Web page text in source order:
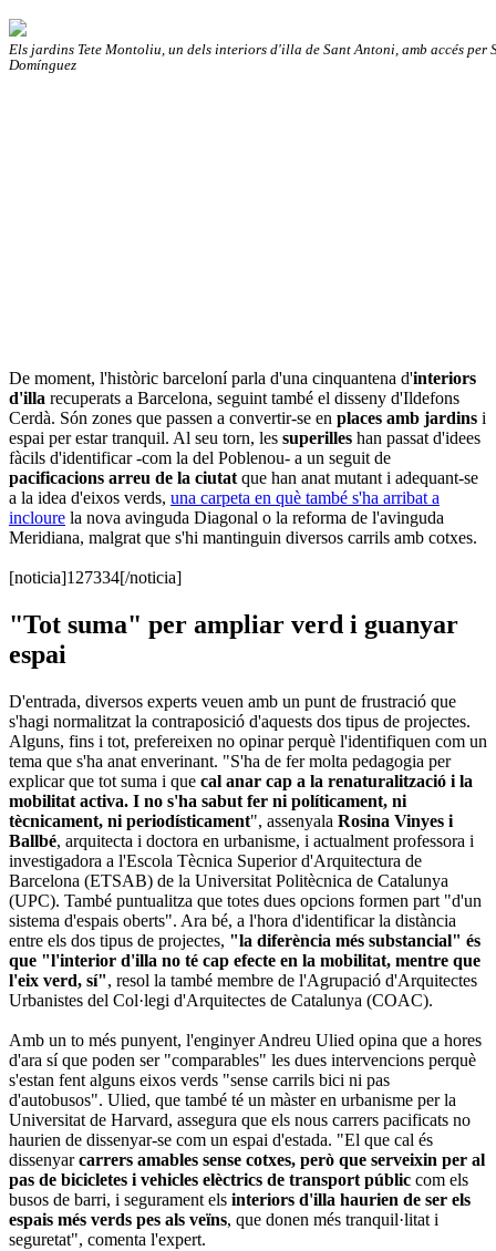
Els jardins Tete Montoliu, un dels interiors d'illa de Sant Antoni, amb accés per
Domínguez
De moment, l'històric barceloní parla d'una cinquantena d'interiors
d'illa recuperats a Barcelona, seguint també el disseny d'Ildefons
Cerdà. Són zones que passen a convertir-se en places amb jardins i
espai per estar tranquil. Al seu torn, les superilles han passat d'idees
fàcils d'identificar -com la del Poblenou- a un seguit de
pacificacions arreu de la ciutatque han anat mutant i adequant-se
a la idea d'eixos verds, una carpeta en què també s'ha arribat a
incloure la nova avinguda Diagonal o la reforma de l'avinguda
Meridiana, malgrat que s'hi mantinguin diversos carrils amb cotxes.
[noticia]127334[/noticia]
"Tot suma" per ampliar verd i guanyar
espai
D'entrada, diversos experts veuen amb un punt de frustració que
s'hagi normalitzat la contraposició d'aquests dos tipus de projectes.
Alguns, fins i tot, prefereixen no opinar perquè l'identifiquen com un
tema que s'ha anat enverinant. "S'ha de fer molta pedagogia per
explicar que tot suma i que cal anar cap a la renaturalització i la
mobilitat activa. I no s'ha sabut fer ni políticament, ni
tècnicament, ni periodísticament", assenyala Rosina Vinyes i
Ballbé, arquitecta i doctora en urbanisme, i actualment professora i
investigadora a l'Escola Tècnica Superior d'Arquitectura de
Barcelona (ETSAB) de la Universitat Politècnica de Catalunya
(UPC). També puntualitza que totes dues opcions formen part "d'un
sistema d'espais oberts". Ara bé, a l'hora d'identificar la distància
entre els dos tipus de projectes, "la diferència més substancial" és
que "l'interior d'illa no té cap efecte en la mobilitat, mentre que
l'eix verd, sí", resol la també membre de l'Agrupació d'Arquitectes
Urbanistes del Col·legi d'Arquitectes de Catalunya (COAC).
Amb un to més punyent, l'enginyer Andreu Ulied opina que a hores
d'ara sí que poden ser "comparables" les dues intervencions perquè
s'estan fent alguns eixos verds "sense carrils bici ni pas
d'autobusos". Ulied, que també té un màster en urbanisme per la
Universitat de Harvard, assegura que els nous carrers pacificats no
haurien de dissenyar-se com un espai d'estada. "El que cal és
dissenyarcarrers amables sense cotxes, però que serveixin per al
pas de bicicletes i vehicles elèctrics de transport públic com els
busos de barri, i segurament els interiors d'illa haurien de ser els
espais més verds pes als veïns, que donen més tranquil·litat i
seguretat", comenta l'expert.